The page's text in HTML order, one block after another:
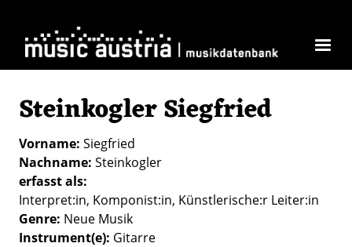
Steinkogler Siegfried
Vorname Siegfried
Nachname Steinkogler
erfasst als
Interpret:in Komponist:in Künstlerische:r Leiter:in
Genre Neue Musik
Instrument(e) Gitarre